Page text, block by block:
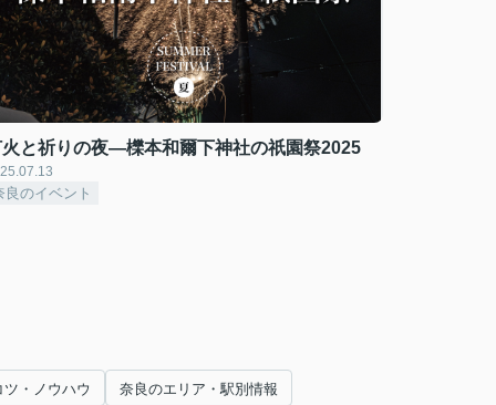
と祈りの夜―櫟本和爾下神社の祇園祭2025
良のイベント
・ノウハウ 奈良のエリア・駅別情報